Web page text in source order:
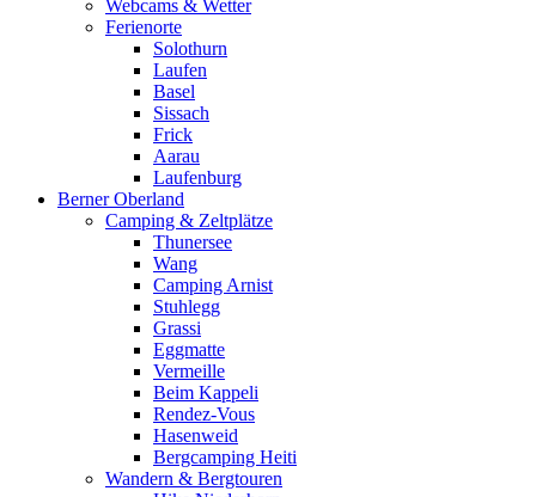
Webcams & Wetter
Ferienorte
Solothurn
Laufen
Basel
Sissach
Frick
Aarau
Laufenburg
Berner Oberland
Camping & Zeltplätze
Thunersee
Wang
Camping Arnist
Stuhlegg
Grassi
Eggmatte
Vermeille
Beim Kappeli
Rendez-Vous
Hasenweid
Bergcamping Heiti
Wandern & Bergtouren